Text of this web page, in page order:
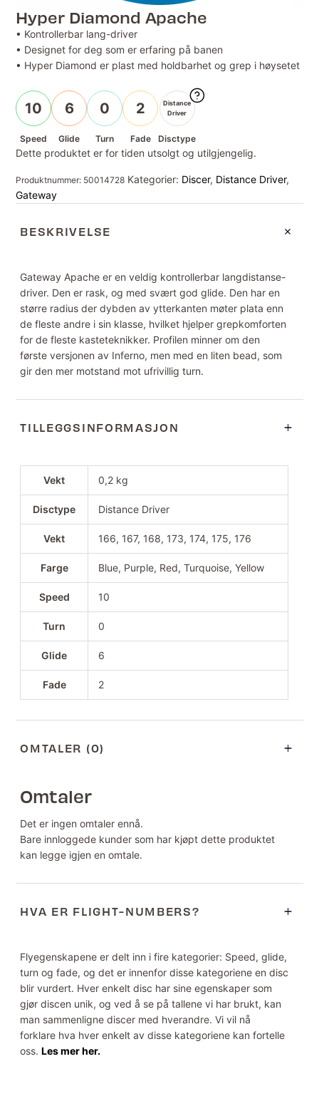
Hyper Diamond Apache
• Kontrollerbar lang-driver
• Designet for deg som er erfaring på banen
• Hyper Diamond er plast med holdbarhet og grep i høysetet
10
Speed
6
Glide
0
Turn
2
Fade
Distance
Driver
Disctype
Dette produktet er for tiden utsolgt og utilgjengelig.
Produktnummer: 50014728 Kategorier: Discer, Distance Driver,
Gateway
BESKRIVELSE
Gateway Apache er en veldig kontrollerbar langdistanse-
driver. Den er rask, og med svært god glide. Den har en
større radius der dybden av ytterkanten møter plata enn
de fleste andre i sin klasse, hvilket hjelper grepkomforten
for de fleste kasteteknikker. Profilen minner om den
første versjonen av Inferno, men med en liten bead, som
gir den mer motstand mot ufrivillig turn.
TILLEGGSINFORMASJON
Vekt 0,2 kg
Disctype Distance Driver
Vekt 166, 167, 168, 173, 174, 175, 176
Farge Blue, Purple, Red, Turquoise, Yellow
Speed 10
Turn 0
Glide 6
Fade 2
OMTALER (0)
Omtaler
Det er ingen omtaler ennå.
Bare innloggede kunder som har kjøpt dette produktet
kan legge igjen en omtale.
HVA ER FLIGHT-NUMBERS?
Flyegenskapene er delt inn i fire kategorier: Speed, glide,
turn og fade, og det er innenfor disse kategoriene en disc
blir vurdert. Hver enkelt disc har sine egenskaper som
gjør discen unik, og ved å se på tallene vi har brukt, kan
man sammenligne discer med hverandre. Vi vil nå
forklare hva hver enkelt av disse kategoriene kan fortelle
oss.Les mer her.